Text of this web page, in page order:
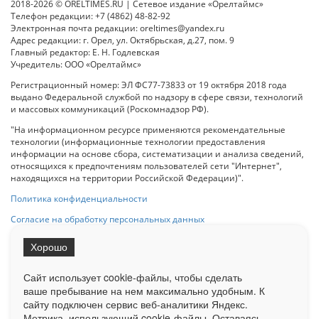
2018-2026 © ORELTIMES.RU | Сетевое издание «Орелтаймс»
Телефон редакции: +7 (4862) 48-82-92
Электронная почта редакции: oreltimes@yandex.ru
Адрес редакции: г. Орел, ул. Октябрьская, д.27, пом. 9
Главный редактор: Е. Н. Годлевская
Учредитель: ООО «Орелтаймс»
Регистрационный номер: ЭЛ ФС77-73833 от 19 октября 2018 года
выдано Федеральной службой по надзору в сфере связи, технологий
и массовых коммуникаций (Роскомнадзор РФ).
"На информационном ресурсе применяются рекомендательные
технологии (информационные технологии предоставления
информации на основе сбора, систематизации и анализа сведений,
относящихся к предпочтениям пользователей сети "Интернет",
находящихся на территории Российской Федерации)".
Политика конфиденциальности
Согласие на обработку персональных данных
При использовании любого материала с данного сайта гипер-ссылка
на Сетевое издание «ОрелТаймс» обязательна.
Ограниченная статистика посещаемости доступна на сайте
Сайт использует cookie-файлы, чтобы сделать
ваше пребывание на нем максимально удобным. К
cайту подключен сервис веб-аналитики Яндекс.
Хорошо